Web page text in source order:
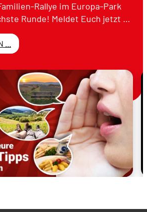
Rallye im Europa-Park
Runde! Meldet Euch jetzt …